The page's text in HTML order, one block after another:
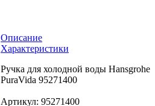
Описание
Характеристики
Ручка для холодной воды Hansgrohe
PuraVida 95271400
Артикул: 95271400